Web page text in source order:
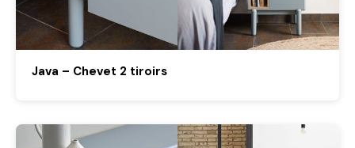
Java – Chevet 2 tiroirs